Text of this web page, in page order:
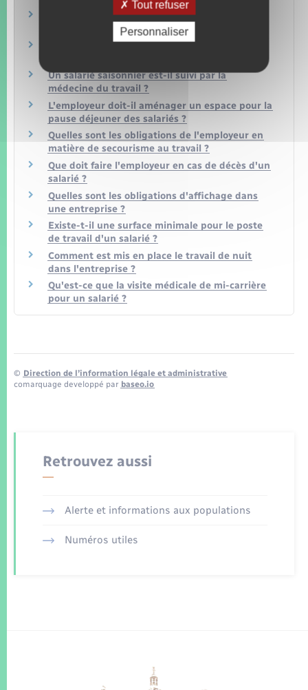
Un salarié peut-il être dispensé de la visite
médicale d'embauche ?
Un intérimaire est-il suivi par la médecine du
Un salarié saisonnier est-il suivi par la
médecine du travail ?
L'employeur doit-il aménager un espace pour la
pause déjeuner des salariés ?
Quelles sont les obligations de l'employeur en
matière de secourisme au travail ?
Que doit faire l'employeur en cas de décès d'un
salarié ?
Quelles sont les obligations d'affichage dans
une entreprise ?
Existe-t-il une surface minimale pour le poste
de travail d'un salarié ?
Comment est mis en place le travail de nuit
dans l'entreprise ?
Qu'est-ce que la visite médicale de mi-carrière
pour un salarié ?
© Direction de l’information légale et administrative
comarquage developpé par baseo.io
Retrouvez aussi
Alerte et informations aux populations
Numéros utiles
Tout refuser
Personnaliser